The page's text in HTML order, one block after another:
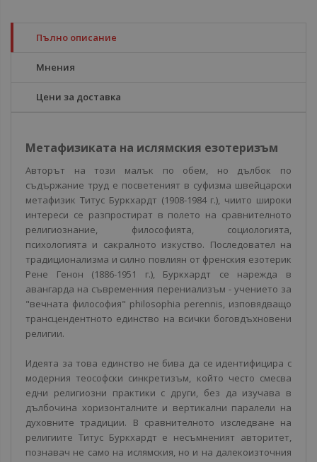
Пълно описание
Мнения
Цени за доставка
Метафизиката на ислямския езотеризъм
Авторът на този малък по обем, но дълбок по
съдържание труд е посветеният в суфизма швейцарски
метафизик Титус Буркхардт (1908-1984 г.), чиито широки
интереси се разпростират в полето на сравнителното
религиознание, философията, социологията,
психологията и сакралното изкуство. Последовател на
традиционализма и силно повлиян от френския езотерик
Рене Генон (1886-1951 г.), Буркхардт се нарежда в
авангарда на съвременния перениализъм - учението за
"вечната философия" philosophia perennis, изповядващо
трансцендентното единство на всички боговдъхновени
религии.
Идеята за това единство не бива да се идентифицира с
модерния теософски синкретизъм, който често смесва
едни религиозни практики с други, без да изучава в
дълбочина хоризонталните и вертикални паралели на
духовните традиции. В сравнителното изследване на
религиите Титус Буркхардт е несъмненият авторитет,
познавач не само на ислямския, но и на далекоизточния